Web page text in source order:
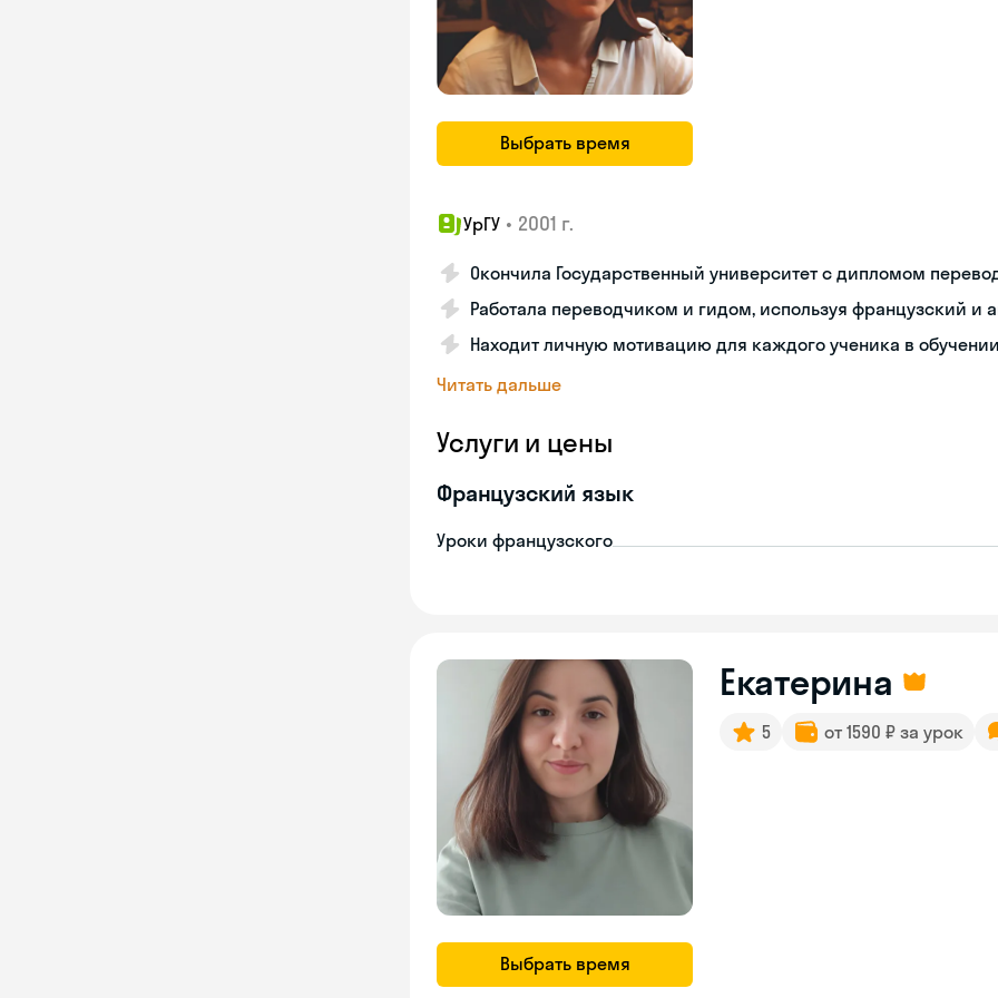
Выбрать время
УрГУ • 2001 г.
Окончила Государственный университет с дипломом
Работала переводчиком и гидом, используя французский и
Находит личную мотивацию для каждого ученика в
Читать дальше
Услуги и цены
Французский язык
Уроки французского
Выбрать время
Екатерина
5 от 1590 ₽ за урок